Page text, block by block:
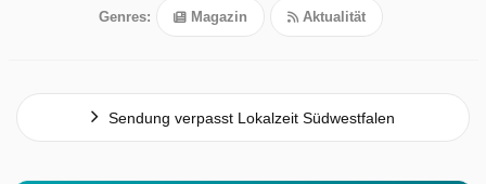
Genres: Magazin Aktualität
Sendung verpasst Lokalzeit Südwestfalen